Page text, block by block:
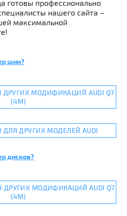
готовы профессионально
нашего сайта –
максимальной
шин?
МОДИФИКАЦИЙ AUDI Q7
(4M)
ДРУГИХ МОДЕЛЕЙ AUDI
дисков?
ДРУГИХ МОДИФИКАЦИЙ AUDI Q7
(4M)